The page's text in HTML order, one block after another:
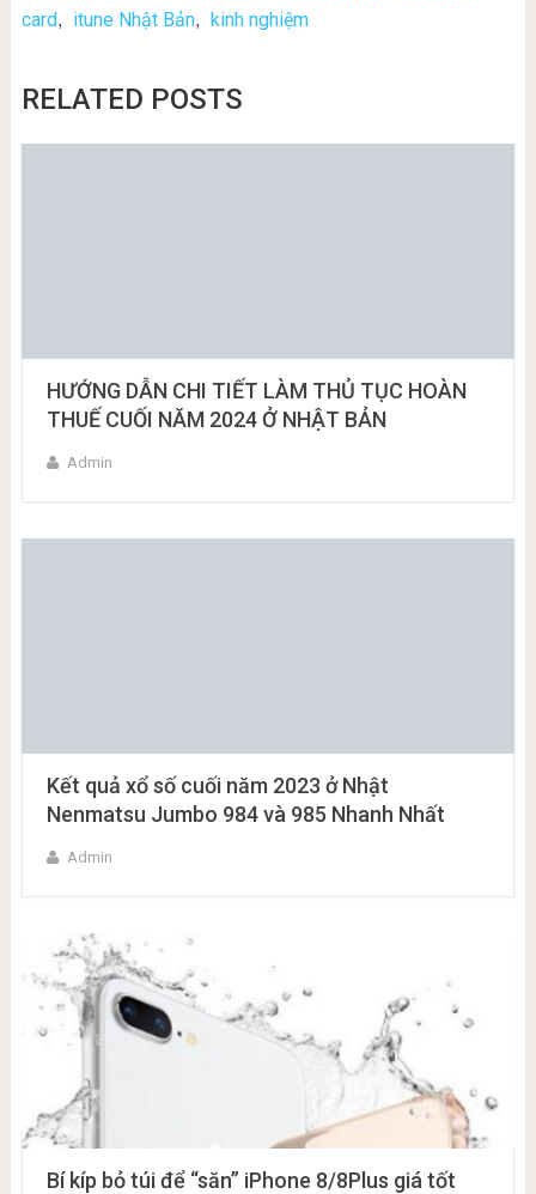
card, itune Nhật Bản, kinh nghiệm
RELATED POSTS
HƯỚNG DẪN CHI TIẾT LÀM THỦ TỤC HOÀN
THUẾ CUỐI NĂM 2024 Ở NHẬT BẢN
Admin
Kết quả xổ số cuối năm 2023 ở Nhật
Nenmatsu Jumbo 984 và 985 Nhanh Nhất
Admin
Bí kíp bỏ túi để “săn” iPhone 8/8Plus giá tốt